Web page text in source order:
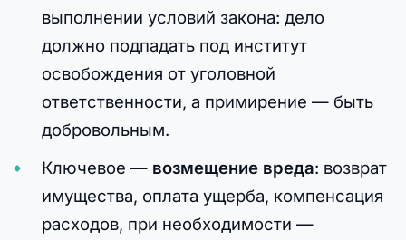
выполнении условий закона: дело
должно подпадать под институт
освобождения от уголовной
ответственности, а примирение — быть
добровольным.
Ключевое — возмещение вреда: возврат
имущества, оплата ущерба, компенсация
расходов, при необходимости —